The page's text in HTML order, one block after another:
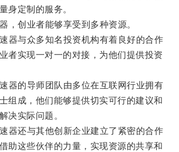
身定制的服务。
创业者能够享受到多种资源。
与众多知名投资机构有着良好的合作
者实现一对一的对接，为他们提供投资
的导师团队由多位在互联网行业拥有
组成，他们能够提供切实可行的建议和
决实际问题。
还与其他创新企业建立了紧密的合作
助这些伙伴的力量，实现资源的共享和